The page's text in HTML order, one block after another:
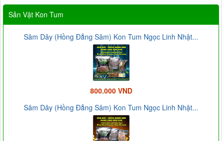
Sản Vật Kon Tum
Sâm Dây (Hồng Đẳng Sâm) Kon Tum Ngọc Linh Nhật...
800.000 VND
Sâm Dây (Hồng Đẳng Sâm) Kon Tum Ngọc Linh Nhật...